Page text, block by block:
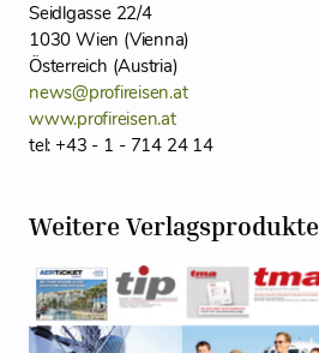
Seidlgasse 22/4
1030 Wien (Vienna)
Österreich (Austria)
news@profireisen.at
www.profireisen.at
tel: +43 - 1 - 714 24 14
Weitere Verlagsprodukte